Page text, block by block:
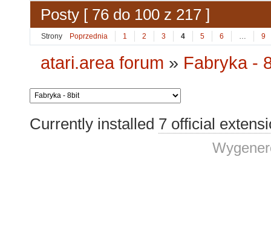
Posty [ 76 do 100 z 217 ]
Strony Poprzednia 1 2 3 4 5 6 … 9
atari.area forum » Fabryka -
Currently installed 7 official